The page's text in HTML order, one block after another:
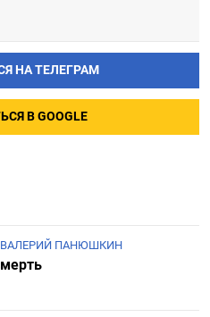
НА ТЕЛЕГРАМ
В GOOGLE
ВАЛЕРИЙ ПАНЮШКИН